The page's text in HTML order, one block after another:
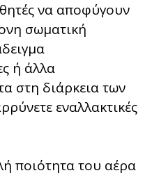
να αποφύγουν
σωματική
ή άλλα
στη διάρκεια των
εναλλακτικές
ποιότητα του αέρα